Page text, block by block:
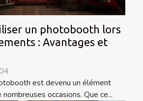
un photobooth lors
: Avantages et
est devenu un élément
occasions. Que ce...